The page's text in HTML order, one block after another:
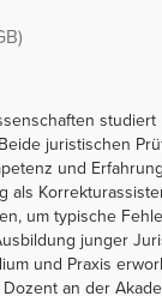
juristischen
und
als
um typische
junger
und Praxis
an der